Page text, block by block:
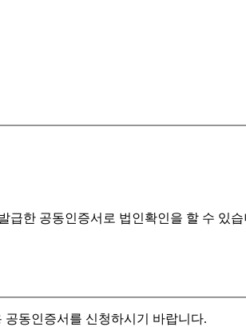
급한 공동인증서로 법인확인을 할 수 있습
동인증서를 신청하시기 바랍니다.